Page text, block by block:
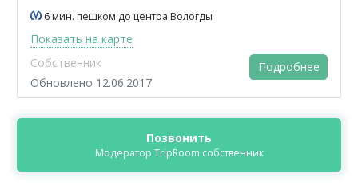
6 мин. пешком до центра Вологды
Показать на карте
Собственник
Обновлено 12.06.2017
Подробнее
Позвонить
Модератор TripRoom собственник